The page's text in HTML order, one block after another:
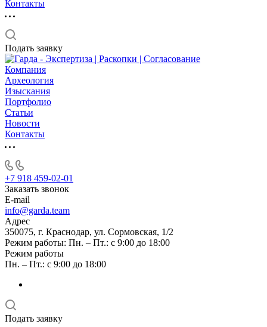
Контакты
Подать заявку
Компания
Археология
Изыскания
Портфолио
Статьи
Новости
Контакты
+7 918 459-02-01
Заказать звонок
E-mail
info@garda.team
Адрес
350075, г. Краснодар, ул. Сормовская, 1/2
Режим работы: Пн. – Пт.: с 9:00 до 18:00
Режим работы
Пн. – Пт.: с 9:00 до 18:00
Подать заявку